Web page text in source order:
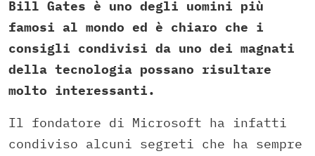
Bill Gates è uno degli uomini più
famosi al mondo ed è chiaro che i
consigli condivisi da uno dei magnati
della tecnologia possano risultare
molto interessanti.
Il fondatore di Microsoft ha infatti
condiviso alcuni segreti che ha sempre